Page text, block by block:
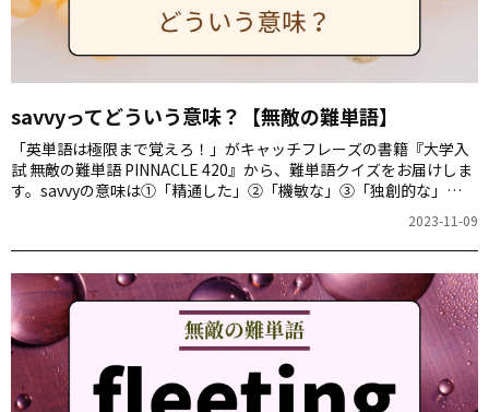
savvyってどういう意味？【無敵の難単語】
「英単語は極限まで覚えろ！」がキャッチフレーズの書籍『大学入
試 無敵の難単語 PINNACLE 420』から、難単語クイズをお届けしま
す。savvyの意味は①「精通した」②「機敏な」③「独創的な」
2023-11-09